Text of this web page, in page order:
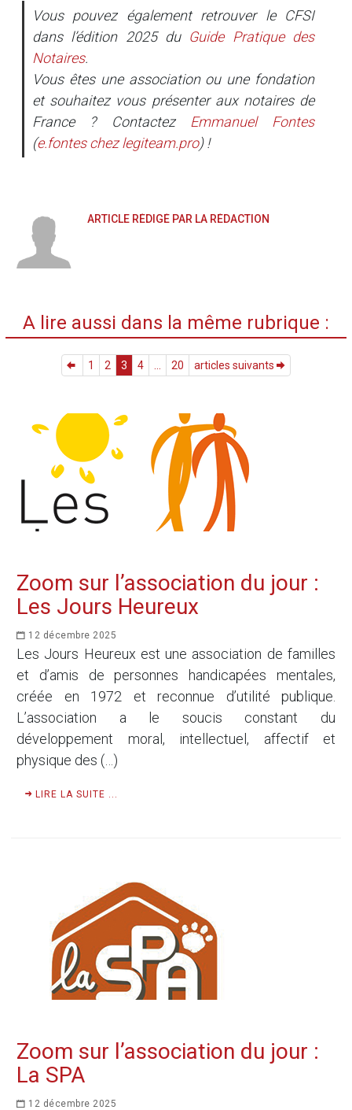
Vous pouvez également retrouver le CFSI
dans l’édition 2025 du Guide Pratique des
Notaires.
Vous êtes une association ou une fondation
et souhaitez vous présenter aux notaires de
France ? Contactez
Emmanuel Fontes
(e.fonteschezlegiteam.pro) !
ARTICLE RÉDIGÉ PAR LA RÉDACTION
A lire aussi dans la même rubrique :
1 2 3 4 20 articles suivants
Zoom sur l’association du jour :
Les Jours Heureux
12 décembre 2025
Les Jours Heureux est une association de familles
et d’amis de personnes handicapées mentales,
créée en 1972 et reconnue d’utilité publique.
L’association a le soucis constant du
développement moral, intellectuel, affectif et
physique des (…)
LIRE LA SUITE ...
Zoom sur l’association du jour :
La SPA
12 décembre 2025